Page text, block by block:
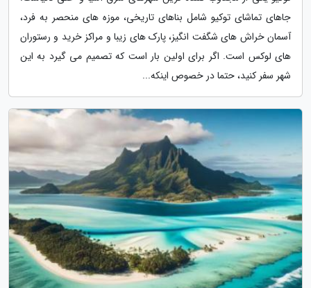
جاهای تماشای توکیو شامل بناهای تاریخی، موزه های منحصر به فرد،
آسمان خراش های شگفت انگیز، پارک های زیبا و مراکز خرید و رستوران
های لوکس است. اگر برای اولین بار است که تصمیم می گیرد به این
شهر سفر کنید، حتما در خصوص اینکه...